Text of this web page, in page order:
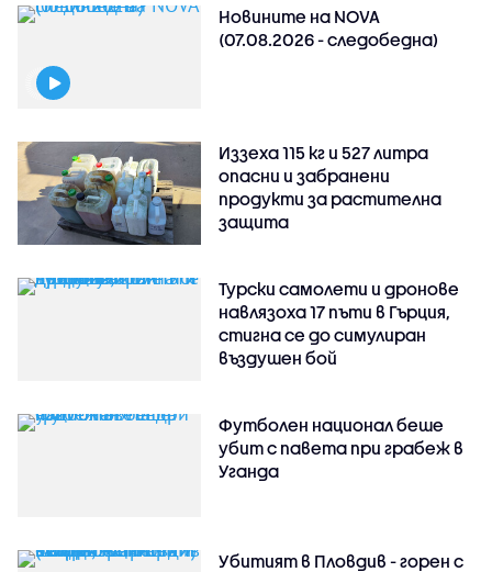
Новините на NOVA
(07.08.2026 - следобедна)
Иззеха 115 кг и 527 литра
опасни и забранени
продукти за растителна
защита
Турски самолети и дронове
навлязоха 17 пъти в Гърция,
стигна се до симулиран
въздушен бой
Футболен национал беше
убит с павета при грабеж в
Уганда
Убитият в Пловдив - горен с